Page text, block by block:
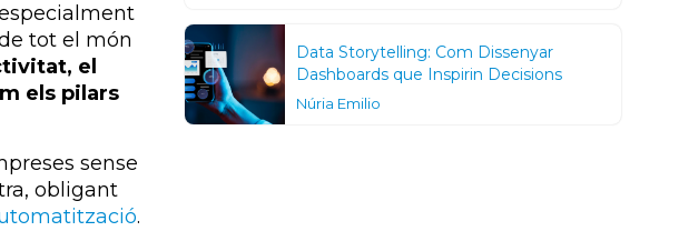
tot el món
el
els pilars
sense
obligant
.
Data Storytelling: Com Dissenyar
Dashboards que Inspirin Decisions
Núria Emilio